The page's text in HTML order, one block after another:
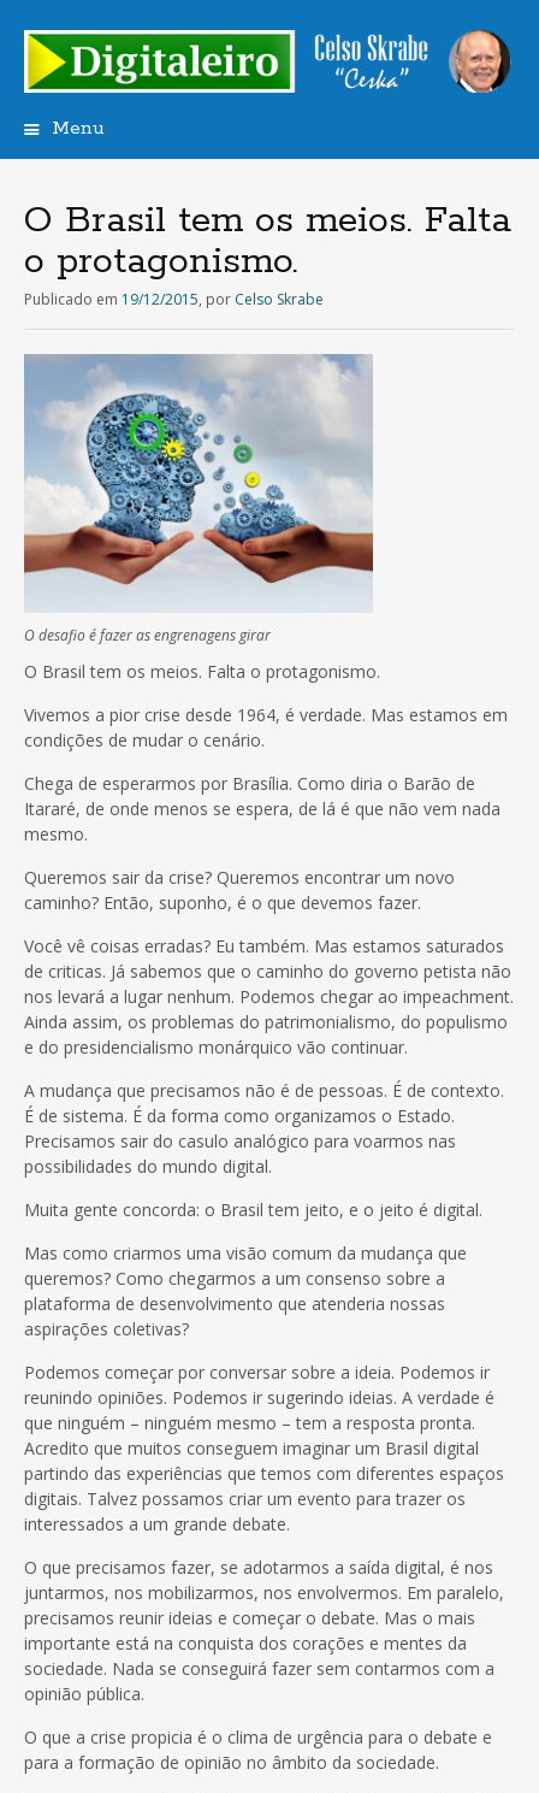
Menu
conteúdo
O Brasil tem os meios. Falta
o protagonismo.
Publicado em 19/12/2015, por Celso Skrabe
O desafio é fazer as engrenagens girar
O Brasil tem os meios. Falta o protagonismo.
Vivemos a pior crise desde 1964, é verdade. Mas estamos em
condições de mudar o cenário.
Chega de esperarmos por Brasília. Como diria o Barão de
Itararé, de onde menos se espera, de lá é que não vem nada
mesmo.
Queremos sair da crise? Queremos encontrar um novo
caminho? Então, suponho, é o que devemos fazer.
Você vê coisas erradas? Eu também. Mas estamos saturados
de criticas. Já sabemos que o caminho do governo petista não
nos levará a lugar nenhum. Podemos chegar ao impeachment.
Ainda assim, os problemas do patrimonialismo, do populismo
e do presidencialismo monárquico vão continuar.
A mudança que precisamos não é de pessoas. É de contexto.
É de sistema. É da forma como organizamos o Estado.
Precisamos sair do casulo analógico para voarmos nas
possibilidades do mundo digital.
Muita gente concorda: o Brasil tem jeito, e o jeito é digital.
Mas como criarmos uma visão comum da mudança que
queremos? Como chegarmos a um consenso sobre a
plataforma de desenvolvimento que atenderia nossas
aspirações coletivas?
Podemos começar por conversar sobre a ideia. Podemos ir
reunindo opiniões. Podemos ir sugerindo ideias. A verdade é
que ninguém – ninguém mesmo – tem a resposta pronta.
Acredito que muitos conseguem imaginar um Brasil digital
partindo das experiências que temos com diferentes espaços
digitais. Talvez possamos criar um evento para trazer os
interessados a um grande debate.
O que precisamos fazer, se adotarmos a saída digital, é nos
juntarmos, nos mobilizarmos, nos envolvermos. Em paralelo,
precisamos reunir ideias e começar o debate. Mas o mais
importante está na conquista dos corações e mentes da
sociedade. Nada se conseguirá fazer sem contarmos com a
opinião pública.
O que a crise propicia é o clima de urgência para o debate e
para a formação de opinião no âmbito da sociedade.